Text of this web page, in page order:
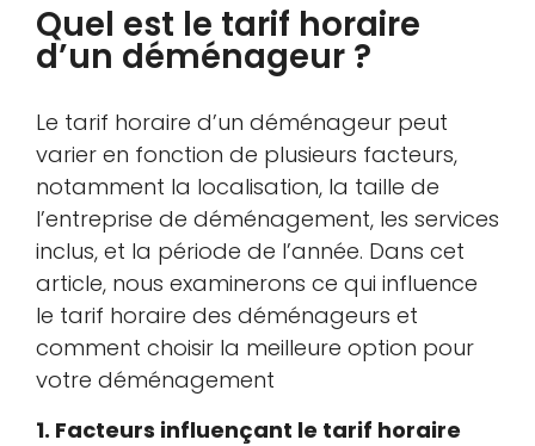
Quel est le tarif horaire
d’un déménageur ?
Le tarif horaire d’un déménageur peut
varier en fonction de plusieurs facteurs,
notamment la localisation, la taille de
l’entreprise de déménagement, les services
inclus, et la période de l’année. Dans cet
article, nous examinerons ce qui influence
le tarif horaire des déménageurs et
comment choisir la meilleure option pour
votre déménagement
1. Facteurs influençant le tarif horaire